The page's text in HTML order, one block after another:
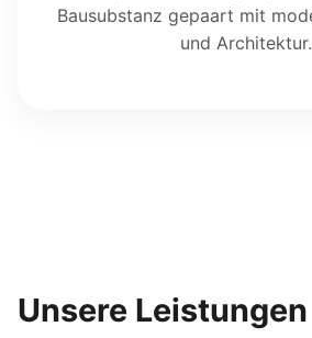
Bausubstanz gepaart mit
und Architektur.
Unsere Leistungen